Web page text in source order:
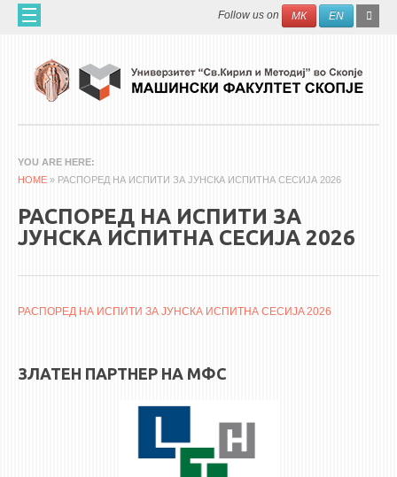
Skip to main content Search
Follow us on МК EN
ЗА НАС
60 ГОДИНИ МФ
ОРГАНИЗАЦИЈА
НАУЧНА ДЕЈНОСТ
МАШИНСКО ИНЖЕНЕРСТВО - НАУЧНО СПИСАНИЕ
МЕЃУНАРОДНА СОРАБОТКА
QIM-SEE
YOU ARE HERE
HOME » РАСПОРЕД НА ИСПИТИ ЗА ЈУНСКА ИСПИТНА СЕСИЈА 2026
РАСПОРЕД НА ИСПИТИ ЗА
ЈУНСКА ИСПИТНА СЕСИЈА 2026
РАСПОРЕД НА ИСПИТИ ЗА ЈУНСКА ИСПИТНА СЕСИЈA 2026
ЗЛАТЕН ПАРТНЕР НА МФС